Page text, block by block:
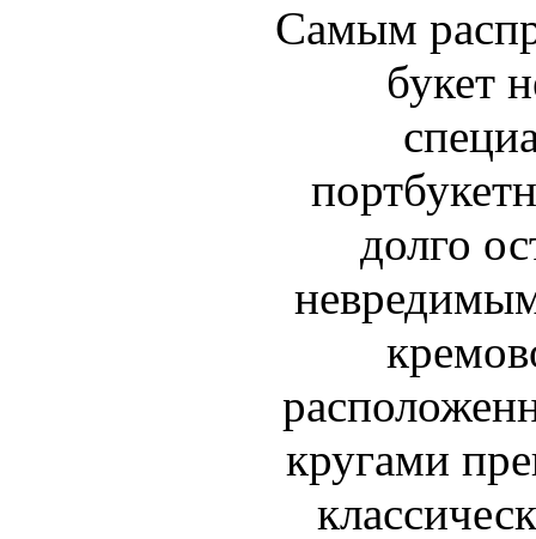
Самым
букет
долго
кругами